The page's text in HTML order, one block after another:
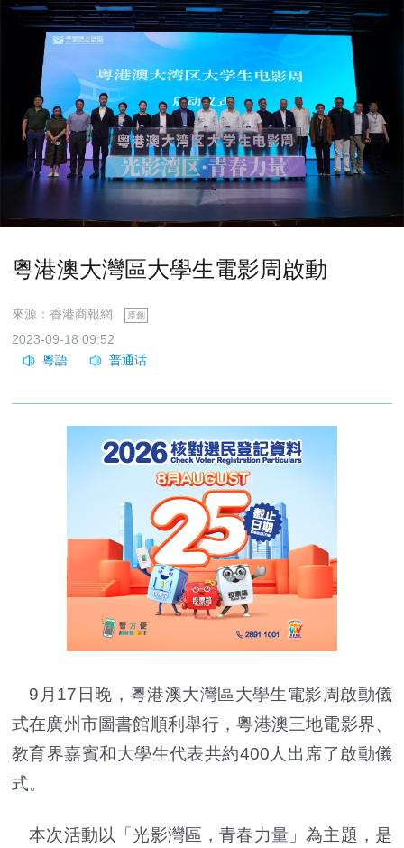
粵港澳大灣區大學生電影周啟動
來源：香港商報網 原創
2023-09-18 09:52
9月17日晚，粵港澳大灣區大學生電影周啟動儀
式在廣州市圖書館順利舉行，粵港澳三地電影界、
教育界嘉賓和大學生代表共約400人出席了啟動儀
式。
本次活動以「光影灣區，青春力量」為主題，是